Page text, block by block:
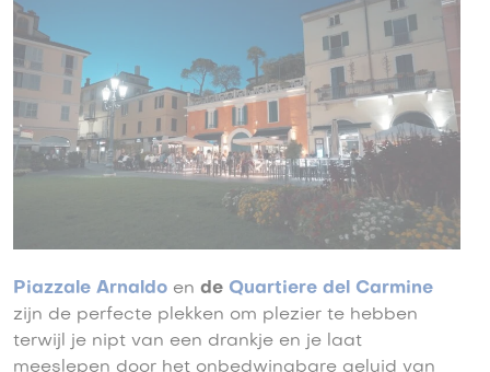
Piazzale Arnaldo en de Quartiere del Carmine
zijn de perfecte plekken om plezier te hebben
terwijl je nipt van een drankje en je laat
meeslepen door het onbedwingbare geluid van